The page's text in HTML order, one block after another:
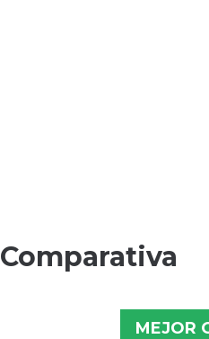
Comparativa
MEJOR